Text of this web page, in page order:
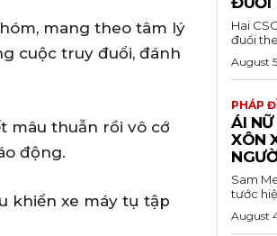
mang theo tâm lý
cuộc truy đuổi, đánh
mâu thuẫn rồi vô cớ
động.
khiển xe máy tụ tập
Hai
đuổi
August
PHÁP
ÁI
XÔN
Sam
tước
August